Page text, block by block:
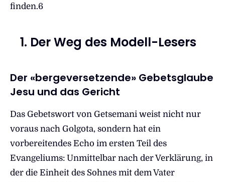
finden.6
1. Der Weg des Modell-Lesers
Der «bergeversetzende» Gebetsglaube
Jesu und das Gericht
Das Gebetswort von Getsemani weist nicht nur
voraus nach Golgota, sondern hat ein
vorbereitendes Echo im ersten Teil des
Evangeliums: Unmittelbar nach der Verklärung, in
der die Einheit des Sohnes mit dem Vater